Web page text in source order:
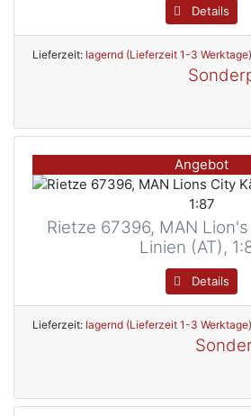
Details
Lieferzeit: lagernd (Lieferzeit 1-3
Angebot
Rietze 67396, MAN
Linien (AT),
Details
Lieferzeit: lagernd (Lieferzeit 1-3